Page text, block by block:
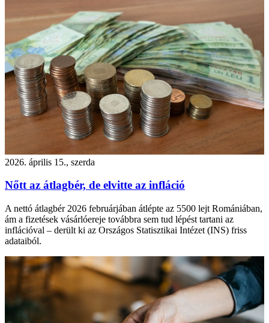
2026. április 15., szerda
Nőtt az átlagbér, de elvitte az infláció
A nettó átlagbér 2026 februárjában átlépte az 5500 lejt Romániában,
ám a fizetések vásárlóereje továbbra sem tud lépést tartani az
inflációval – derült ki az Országos Statisztikai Intézet (INS) friss
adataiból.